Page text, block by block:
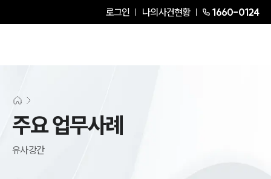
로그인 나의사건현황 1660-0124
주요 업무사례
유사강간